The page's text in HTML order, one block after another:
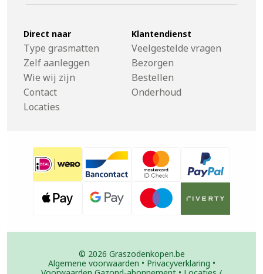
Direct naar
Type grasmatten
Zelf aanleggen
Wie wij zijn
Contact
Locaties
Klantendienst
Veelgestelde vragen
Bezorgen
Bestellen
Onderhoud
© 2026 Graszodenkopen.be
Algemene voorwaarden • Privacyverklaring •